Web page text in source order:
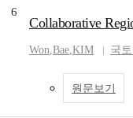
6
Collaborative
Won,Bae,KIM 국
원문보기